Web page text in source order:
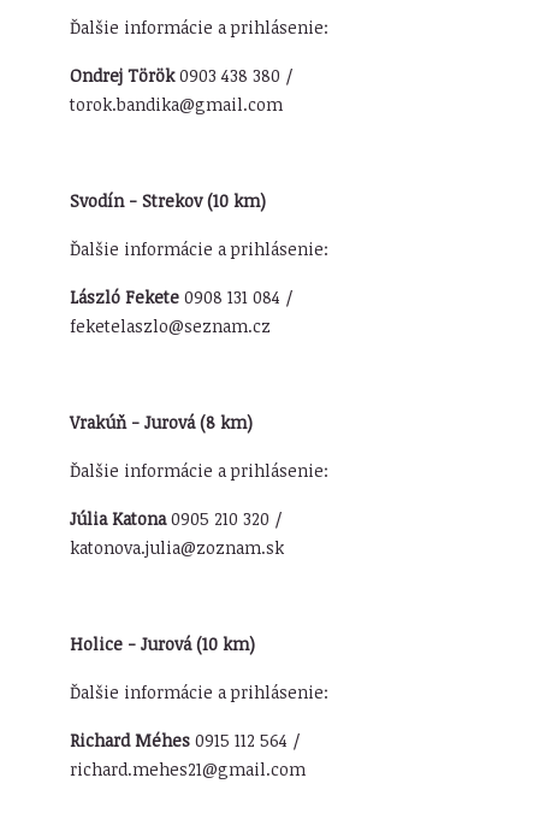
Ďalšie informácie a prihlásenie:
Ondrej Török0903 438 380 /
torok.bandika@gmail.com
Svodín - Strekov (10 km)
Ďalšie informácie a prihlásenie:
László Fekete 0908 131 084 /
feketelaszlo@seznam.cz
Vrakúň - Jurová (8 km)
Ďalšie informácie a prihlásenie:
Júlia Katona0905 210 320 /
katonova.julia@zoznam.sk
Holice - Jurová (10 km)
Ďalšie informácie a prihlásenie:
Richard Méhes0915 112 564 /
richard.mehes21@gmail.com